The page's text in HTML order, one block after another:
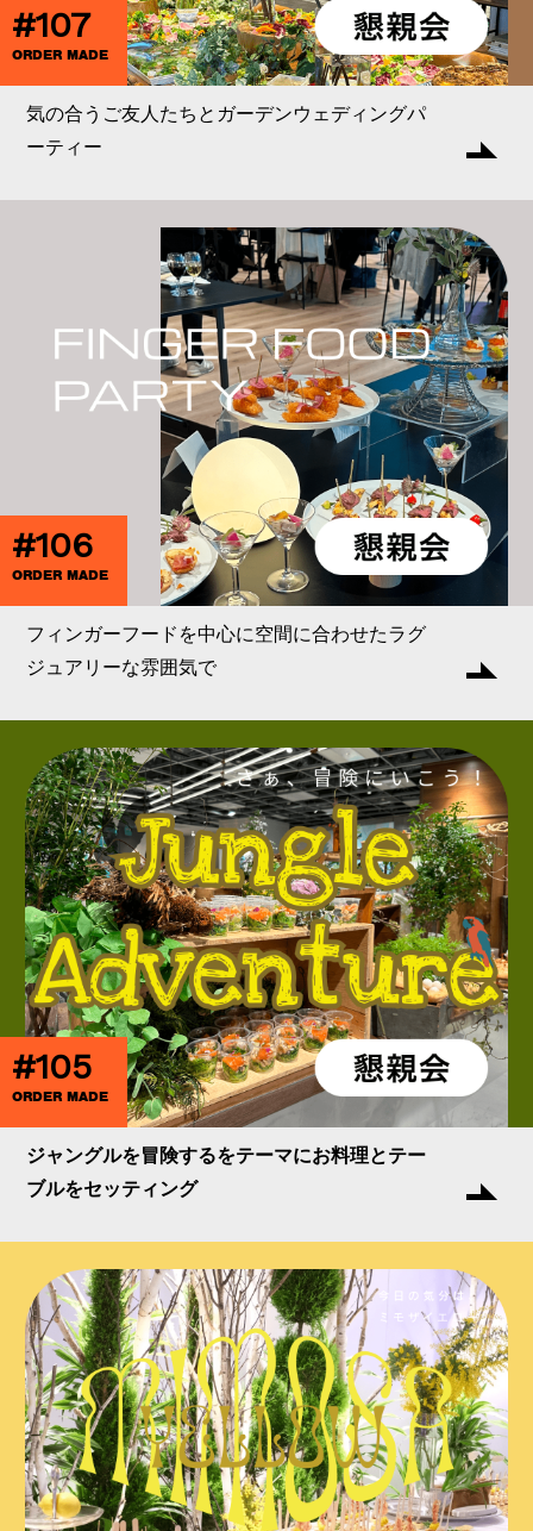
#107
ORDER MADE
気の合うご友人たちとガーデンウェディングパ
ーティー
#106
ORDER MADE
フィンガーフードを中心に空間に合わせたラグ
ジュアリーな雰囲気で
#105
ORDER MADE
ジャングルを冒険するをテーマにお料理とテー
ブルをセッティング